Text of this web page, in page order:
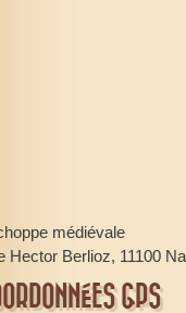
médiévale
Hector Berlioz, 11100
GPS